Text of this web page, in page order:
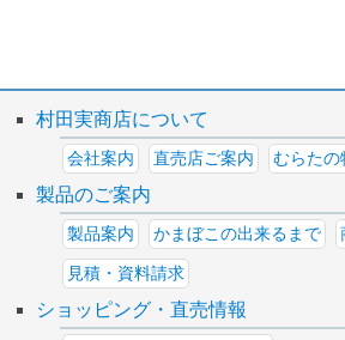
村田実商店について
会社案内 直売店ご案内 むらたの
製品のご案内
製品案内 かまぼこの出来るまで
見積・資料請求
ショッピング・直売情報